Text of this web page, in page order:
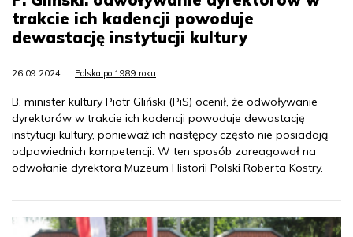
trakcie ich kadencji powoduje
dewastację instytucji kultury
26.09.2024 Polska po 1989 roku
B. minister kultury Piotr Gliński (PiS) ocenił, że odwoływanie
dyrektorów w trakcie ich kadencji powoduje dewastację
instytucji kultury, ponieważ ich następcy często nie posiadają
odpowiednich kompetencji. W ten sposób zareagował na
odwołanie dyrektora Muzeum Historii Polski Roberta Kostry.